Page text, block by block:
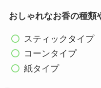
おしゃれなお香の種類
スティックタイプ
コーンタイプ
紙タイプ